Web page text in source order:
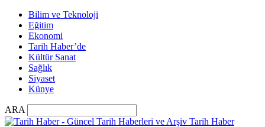
Bilim ve Teknoloji
Eğitim
Ekonomi
Tarih Haber’de
Kültür Sanat
Sağlık
Siyaset
Künye
ARA
Tarih Haber